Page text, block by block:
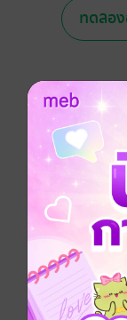
ทดลอ
อยากได้
สรุปเนื้อหาแล
อย่างครบถ้วน
ข้อสอบเก่าโอ
เหมาะสำหรับ
มีเวลาอ่านห
อ่านรวดเร็วเ